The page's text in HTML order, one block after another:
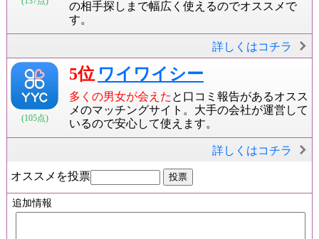
の相手探しまで幅広く使えるのでオススメで
す。
詳しくはコチラ
(105点)
5位 ワイワイシー
多くの男女が会えた と口コミ報告があるオスス
メのマッチングサイト。大手の会社が運営して
いるので安心して使えます。
詳しくはコチラ
オススメを投票
追加情報